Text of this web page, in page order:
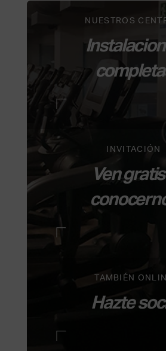
NUESTROS
INVITACIÓN
Ven
TAMBIÉN
Hazte